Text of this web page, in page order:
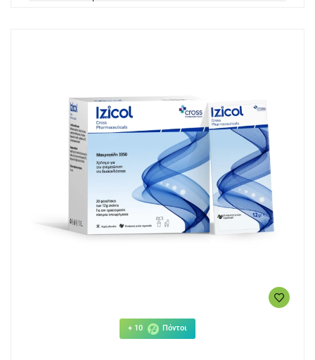
+ 10 Πόντοι